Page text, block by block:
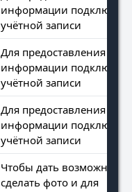
информации
учётной записи
Для предоставления этой
информации
учётной записи
Для предоставления этой
информации
учётной записи
Чтобы дать возможность
сделать фото и для